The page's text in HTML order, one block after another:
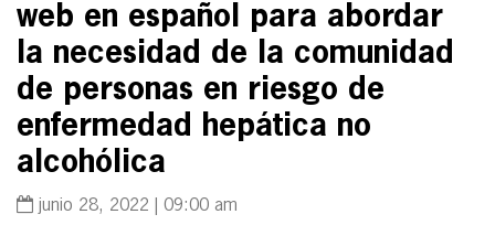
web en español para abordar
la necesidad de la comunidad
de personas en riesgo de
enfermedad hepática no
alcohólica
junio 28, 2022 | 09:00 am